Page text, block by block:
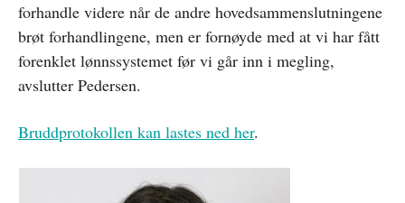
forhandle videre når de andre hovedsammenslutningene
brøt forhandlingene, men er fornøyde med at vi har fått
forenklet lønnssystemet før vi går inn i megling,
avslutter Pedersen.
Bruddprotokollen kan lastes ned her.